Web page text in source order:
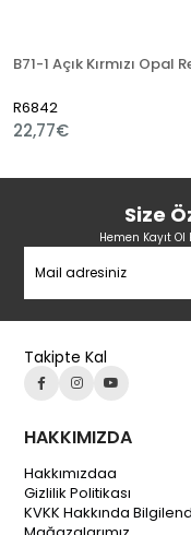
R6842
22,77€
Size
Hemen Kayıt
Takipte Kal
HAKKIMIZDA
Hakkımızdaa
Gizlilik Politikası
KVKK Hakkında